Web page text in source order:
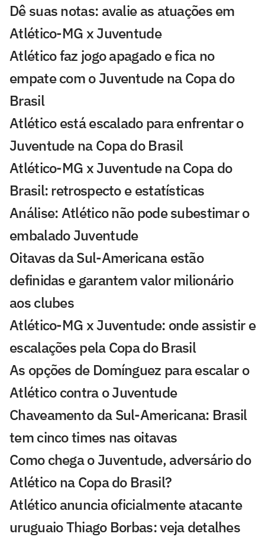
Dê suas notas: avalie as atuações em
Atlético-MG x Juventude
Atlético faz jogo apagado e fica no
empate com o Juventude na Copa do
Brasil
Atlético está escalado para enfrentar o
Juventude na Copa do Brasil
Atlético-MG x Juventude na Copa do
Brasil: retrospecto e estatísticas
Análise: Atlético não pode subestimar o
embalado Juventude
Oitavas da Sul-Americana estão
definidas e garantem valor milionário
aos clubes
Atlético-MG x Juventude: onde assistir e
escalações pela Copa do Brasil
As opções de Domínguez para escalar o
Atlético contra o Juventude
Chaveamento da Sul-Americana: Brasil
tem cinco times nas oitavas
Como chega o Juventude, adversário do
Atlético na Copa do Brasil?
Atlético anuncia oficialmente atacante
uruguaio Thiago Borbas: veja detalhes